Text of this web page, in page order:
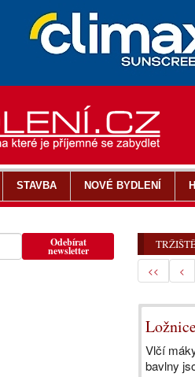
<< <
Vlčí
bavlny
Odebírat
newsletter
STAVBA NOVÉ BYDLENÍ